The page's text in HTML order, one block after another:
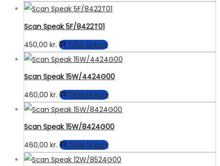
Scan Speak 5F/8422T01
450,00 kr. Tilføj til kurv
Scan Speak 15W/4424G00
460,00 kr. Tilføj til kurv
Scan Speak 15W/8424G00
460,00 kr. Tilføj til kurv